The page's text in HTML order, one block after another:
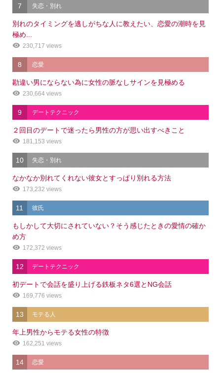
7 失恋・別れ
別れのタイミングを逃しがちな人に教えたい、恋愛の潮時を見
極め...
230,717 views
8 恋愛
勘違い男にならない為に女性の脈なしサインを見極める
230,664 views
9 デートテクニック
２回目のデートで迷ったら男性の方が思い出すべきこと
181,153 views
10 失恋・別れ
なかなか別れてくれない彼女とすっぱり別れる方法
173,232 views
11 彼氏
もしかして大切にされていない？そう感じたときの愛情の確か
め方
172,372 views
12 デートテクニック
初デートで会話を盛り上げる鉄板ネタ6選とNG会話
169,776 views
13 モテる人
年上男性からモテる女性の特徴
162,251 views
14 恋愛